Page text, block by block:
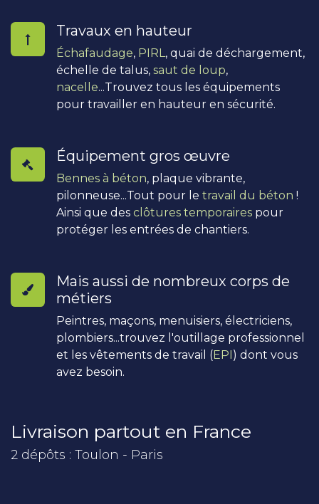
Travaux en hauteur
Échafaudage, PIRL, quai de déchargement,
échelle de talus, saut de loup,
nacelle...Trouvez tous les équipements
pour travailler en hauteur en sécurité.
Équipement gros œuvre
Bennes à béton, plaque vibrante,
pilonneuse...Tout pour le travail du béton !
Ainsi que des clôtures temporaires pour
protéger les entrées de chantiers.
Mais aussi de nombreux corps de
métiers
Peintres, maçons, menuisiers, électriciens,
plombiers...trouvez l'outillage professionnel
et les vêtements de travail (EPI) dont vous
avez besoin.
Livraison partout en France
2 dépôts : Toulon - Paris